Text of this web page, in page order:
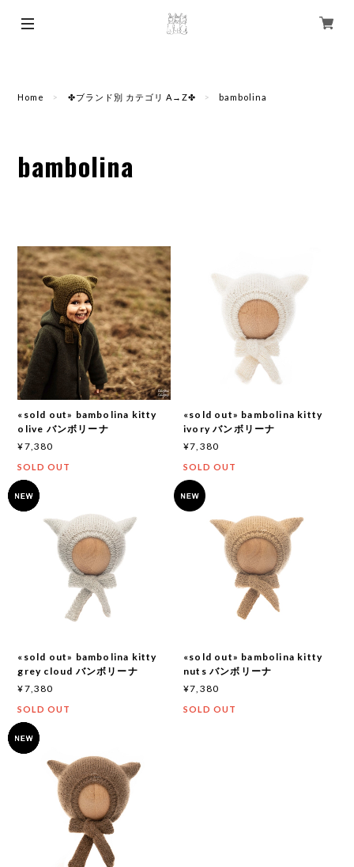
Home ✤ブランド別 カテゴリ A→Z✤ bambolina
bambolina
«sold out» bambolina kitty
olive バンボリーナ
¥7,380
SOLD OUT
«sold out» bambolina kitty
ivory バンボリーナ
¥7,380
SOLD OUT
«sold out» bambolina kitty
grey cloud バンボリーナ
¥7,380
SOLD OUT
«sold out» bambolina kitty
nuts バンボリーナ
¥7,380
SOLD OUT